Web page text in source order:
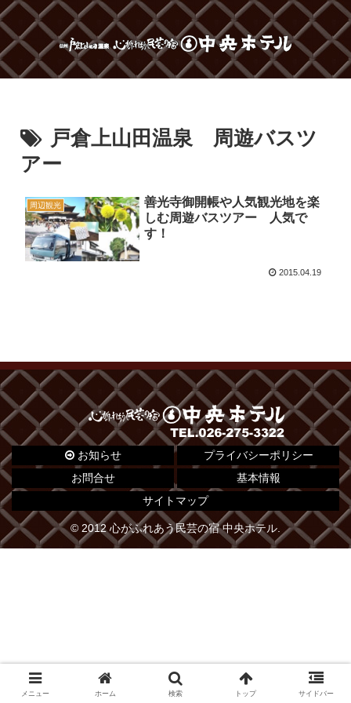
戸倉上山田温泉 周遊バスツ
アー
周辺観光
善光寺御開帳や人気観光地を楽
しむ周遊バスツアー 人気で
す！
2015.04.19
お知らせ
プライバシーポリシー
お問合せ
基本情報
サイトマップ
© 2012 心がふれあう民芸の宿 中央ホテル.
メニュー ホーム 検索 トップ サイドバー